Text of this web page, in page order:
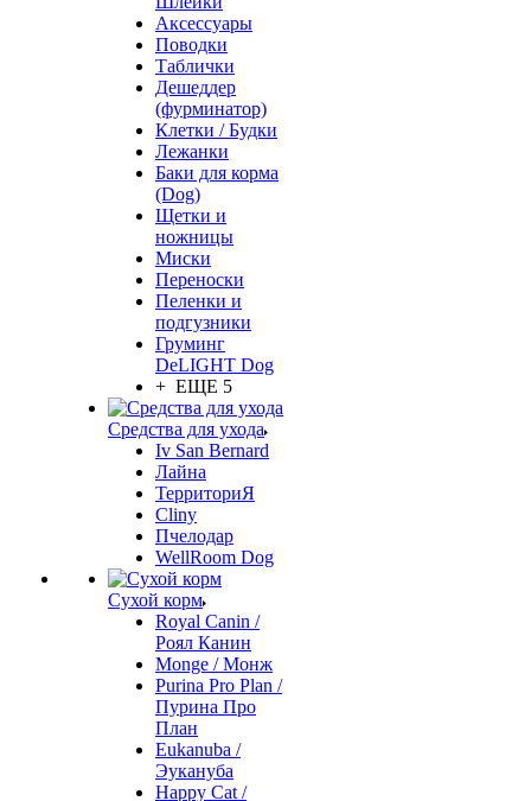
Аксессуары
Поводки
Таблички
Дешеддер
(фурминатор)
Клетки / Будки
Лежанки
Баки для корма
(Dog)
Щетки и
ножницы
Миски
Переноски
Пеленки и
подгузники
Груминг
DeLIGHT Dog
+ ЕЩЕ 5
Средства для ухода
Iv San Bernard
Лайна
ТерриториЯ
Cliny
Пчелодар
WellRoom Dog
Сухой корм
Royal Canin /
Роял Канин
Monge / Монж
Purina Pro Plan /
Пурина Про
План
Eukanuba /
Эукануба
Happy Cat /